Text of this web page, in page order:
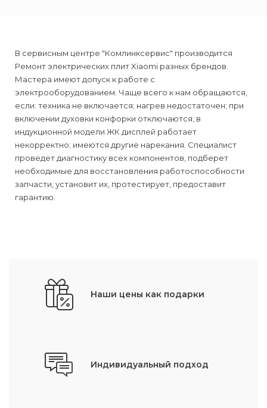
В сервисным центре "Комлинксервис" производится
Ремонт электрических плит Xiaomi разных брендов.
Мастера имеют допуск к работе с
электрооборудованием. Чаще всего к нам обращаются,
если: техника не включается; нагрев недостаточен; при
включении духовки конфорки отключаются; в
индукционной модели ЖК дисплей работает
некорректно; имеются другие нарекания. Специалист
проведет диагностику всех компонентов, подберет
необходимые для восстановления работоспособности
запчасти, установит их, протестирует, предоставит
гарантию.
Наши цены как подарки
Индивидуальный подход